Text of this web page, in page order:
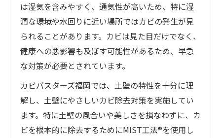
は湿気を含みやすく、通気性が高いため、特に湿
潤な環境や水回りに近い場所ではカビの発生が見
られることがあります。カビは見た目だけでなく、
健康への悪影響も及ぼす可能性があるため、早急
な対策が必要とされています。
カビバスターズ福岡では、土壁の特性を十分に理
解し、土壁にやさしいカビ除去対策を実施してい
ます。特に土壁の風合いや美しさを損なわずに、カ
ビを根本的に除去するためにMIST工法®を使用し